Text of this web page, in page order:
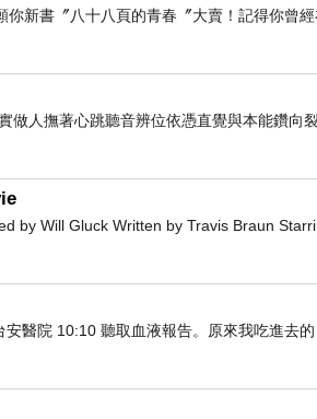
新書〞八十八頁的青春〞大賣！記得你曾
做人撫著心跳聽音辨位依憑直覺與本能鑽向
by Will Gluck Written by Travis Braun
醫院 10:10 聽取血液報告。原來我吃進去